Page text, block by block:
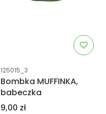
Kod produktu
125015_3
Bombka MUFFINKA,
babeczka
Cena
9,00 zł